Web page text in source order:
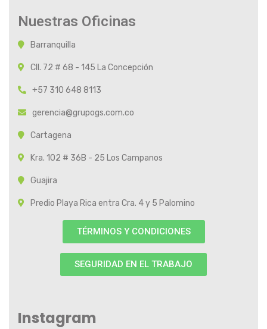
Nuestras Oficinas
Barranquilla
Cll. 72 # 68 - 145 La Concepción
+57 310 648 8113
gerencia@grupogs.com.co
Cartagena
Kra. 102 # 36B - 25 Los Campanos
Guajira
Predio Playa Rica entra Cra. 4 y 5 Palomino
TÉRMINOS Y CONDICIONES
SEGURIDAD EN EL TRABAJO
Instagram